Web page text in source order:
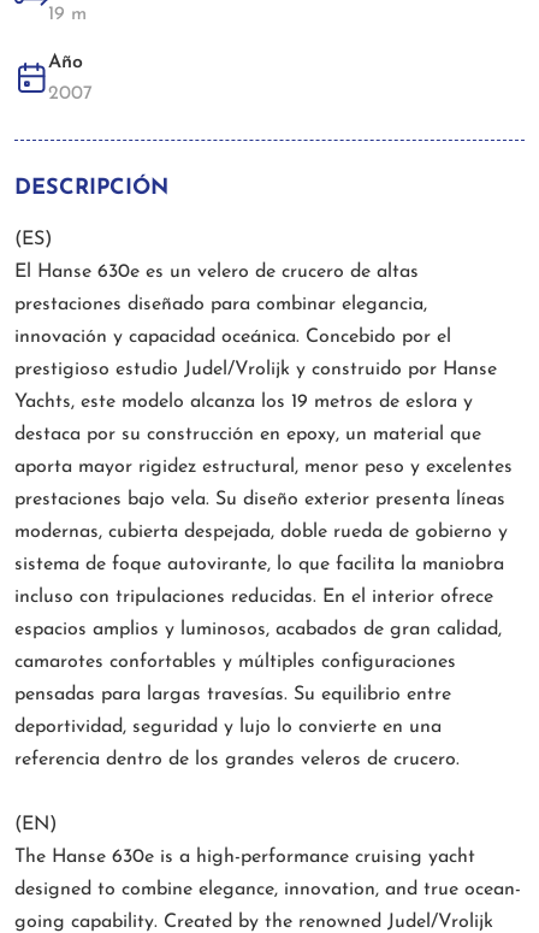
19 m
Año
2007
DESCRIPCIÓN
(ES)
El Hanse 630e es un velero de crucero de altas
prestaciones diseñado para combinar elegancia,
innovación y capacidad oceánica. Concebido por el
prestigioso estudio Judel/Vrolijk y construido por Hanse
Yachts, este modelo alcanza los 19 metros de eslora y
destaca por su construcción en epoxy, un material que
aporta mayor rigidez estructural, menor peso y excelentes
prestaciones bajo vela. Su diseño exterior presenta líneas
modernas, cubierta despejada, doble rueda de gobierno y
sistema de foque autovirante, lo que facilita la maniobra
incluso con tripulaciones reducidas. En el interior ofrece
espacios amplios y luminosos, acabados de gran calidad,
camarotes confortables y múltiples configuraciones
pensadas para largas travesías. Su equilibrio entre
deportividad, seguridad y lujo lo convierte en una
referencia dentro de los grandes veleros de crucero.
(EN)
The Hanse 630e is a high-performance cruising yacht
designed to combine elegance, innovation, and true ocean-
going capability. Created by the renowned Judel/Vrolijk